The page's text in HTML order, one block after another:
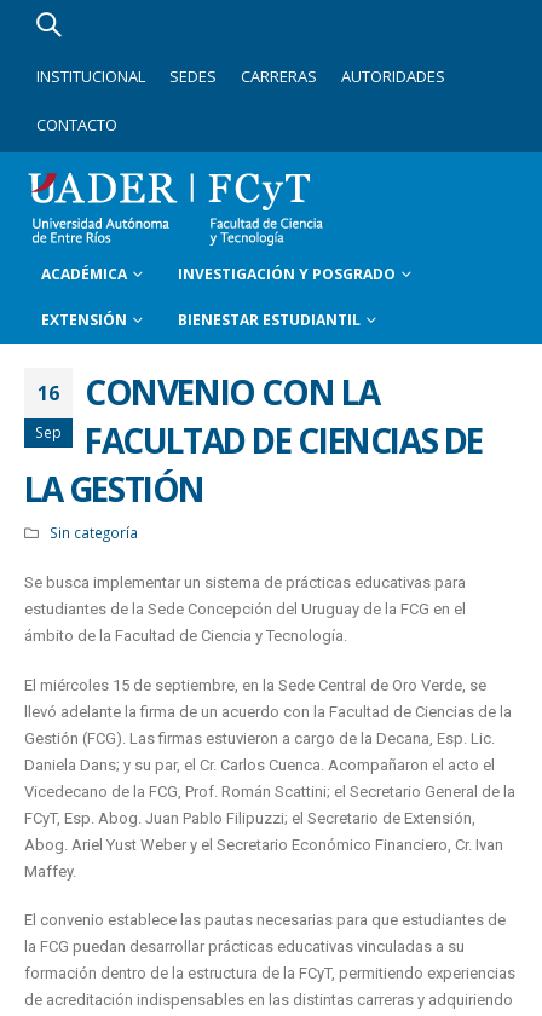
INSTITUCIONAL SEDES CARRERAS AUTORIDADES
CONTACTO
ACADÉMICA INVESTIGACIÓN Y POSGRADO
EXTENSIÓN BIENESTAR ESTUDIANTIL
16
Sep
CONVENIO CON LA
FACULTAD DE CIENCIAS DE
LA GESTIÓN
Sin categoría
Se busca implementar un sistema de prácticas educativas para
estudiantes de la Sede Concepción del Uruguay de la FCG en el
ámbito de la Facultad de Ciencia y Tecnología.
El miércoles 15 de septiembre, en la Sede Central de Oro Verde, se
llevó adelante la firma de un acuerdo con la Facultad de Ciencias de la
Gestión (FCG). Las firmas estuvieron a cargo de la Decana, Esp. Lic.
Daniela Dans; y su par, el Cr. Carlos Cuenca. Acompañaron el acto el
Vicedecano de la FCG, Prof. Román Scattini; el Secretario General de la
FCyT, Esp. Abog. Juan Pablo Filipuzzi; el Secretario de Extensión,
Abog. Ariel Yust Weber y el Secretario Económico Financiero, Cr. Ivan
Maffey.
El convenio establece las pautas necesarias para que estudiantes de
la FCG puedan desarrollar prácticas educativas vinculadas a su
formación dentro de la estructura de la FCyT, permitiendo experiencias
de acreditación indispensables en las distintas carreras y adquiriendo